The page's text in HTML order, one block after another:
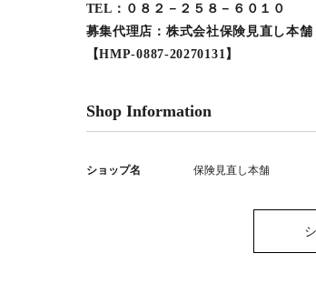
TEL：０８２－２５８－６０１０
募集代理店：株式会社保険見直し本舗
【HMP-0887-20270131】
Shop Information
ショップ名 保険見直し本舗